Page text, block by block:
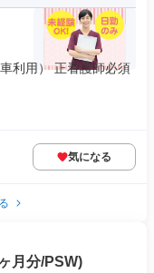
利用） 正看護師必須
気になる
月分/PSW)